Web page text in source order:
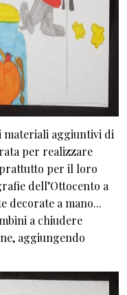
materiali aggiuntivi di
per realizzare
per il loro
dell’Ottocento a
decorate a mano...
a chiudere
aggiungendo